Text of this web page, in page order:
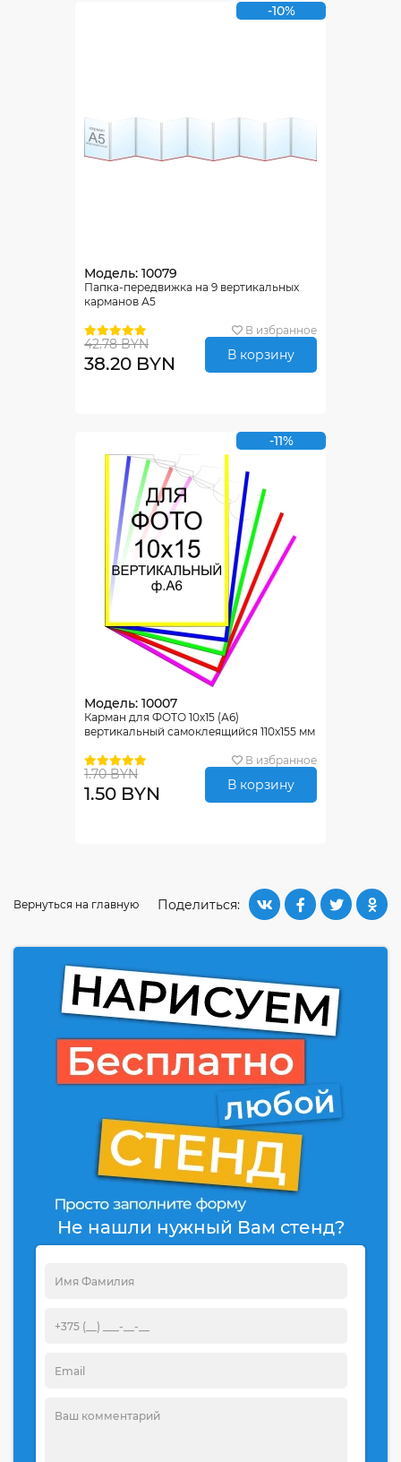
-10%
Модель: 10079
Папка-передвижка на 9 вертикальных
карманов А5
В избранное
42.78 BYN
38.20 BYN В корзину
-11%
Модель: 10007
Карман для ФОТО 10х15 (А6)
вертикальный самоклеящийся 110х155 мм
В избранное
1.70 BYN
1.50 BYN В корзину
Поделиться:
Вернуться на главную
Не нашли нужный Вам стенд?